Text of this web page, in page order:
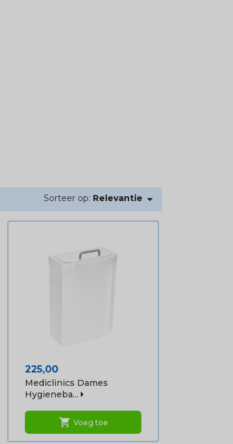
Sorteer op: Relevantie 
Prijs
225,00
Mediclinics Dames
Hygieneba...
shopping_cart Voeg toe